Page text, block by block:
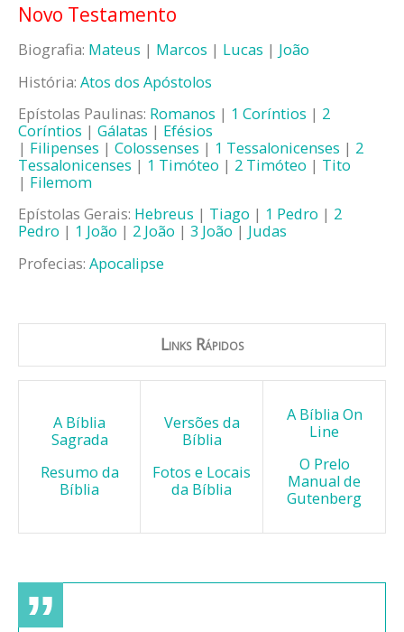
Novo Testamento
Biografia: Mateus | Marcos | Lucas | João
História: Atos dos Apóstolos
Epístolas Paulinas: Romanos | 1 Coríntios | 2
Coríntios | Gálatas | Efésios
| Filipenses | Colossenses | 1 Tessalonicenses | 2
Tessalonicenses | 1 Timóteo | 2 Timóteo | Tito
| Filemom
Epístolas Gerais: Hebreus | Tiago | 1 Pedro | 2
Pedro | 1 João | 2 João | 3 João | Judas
Profecias: Apocalipse
Links Rápidos
A Bíblia
Sagrada
Resumo da
Bíblia
Versões da
Bíblia
Fotos e Locais
da Bíblia
A Bíblia On
Line
O Prelo
Manual de
Gutenberg